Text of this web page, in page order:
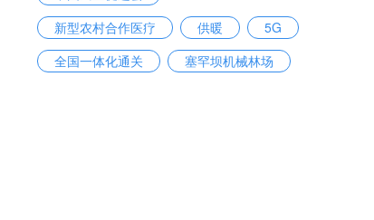
新型农村合作医疗
供暖
5G
全国一体化通关
塞罕坝机械林场